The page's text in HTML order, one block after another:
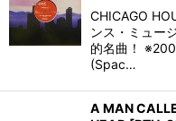
CHICAGO
ンス・ミュー
的名曲！
(Spac…
A MAN